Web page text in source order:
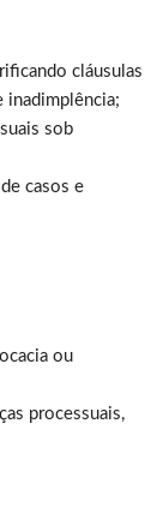
cláusulas
inadimplência;
sob
casos e
ou
processuais,